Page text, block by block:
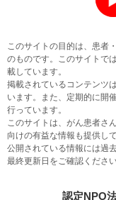
このサイトの目的は、患者
のものです。このサイトで
載しています。
掲載されているコンテンツ
います。また、定期的に開
行っています。
このサイトは、がん患者さ
向けの有益な情報も提供して
公開されている情報には過
最終更新日をご確認ください
認定NPO